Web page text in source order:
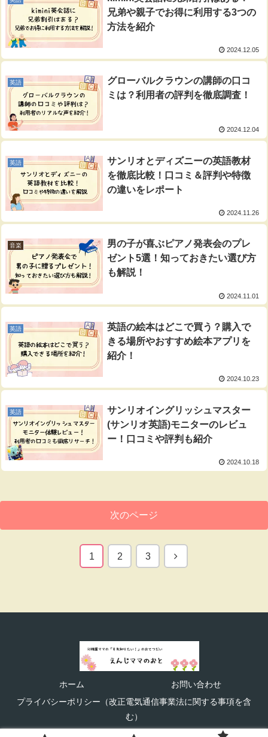
兄弟や親子でお得に利用する3つの
方法を紹介
2024.12.05
英語
グローバルクラウンの講師の口コ
ミは？利用者の評判を徹底調査！
2024.12.04
英語
サンリオとディズニーの英語教材
を徹底比較！口コミ＆評判や特徴
の違いをレポート
2024.11.26
音楽
男の子が喜ぶピアノ発表会のプレ
ゼント5選！知っておきたい選び方
も解説！
2024.11.01
英語
英語の絵本はどこで買う？購入で
きる場所やおすすめ絵本アプリを
紹介！
2024.10.23
英語
サンリオイングリッシュマスター
(サンリオ英語)モニターのレビュ
ー！口コミや評判も紹介
2024.10.18
次のページ
1 2 3 次
ホーム
お問い合わせ
プライバシーポリシー（改正電気通信事業法に関する事項を含
む）